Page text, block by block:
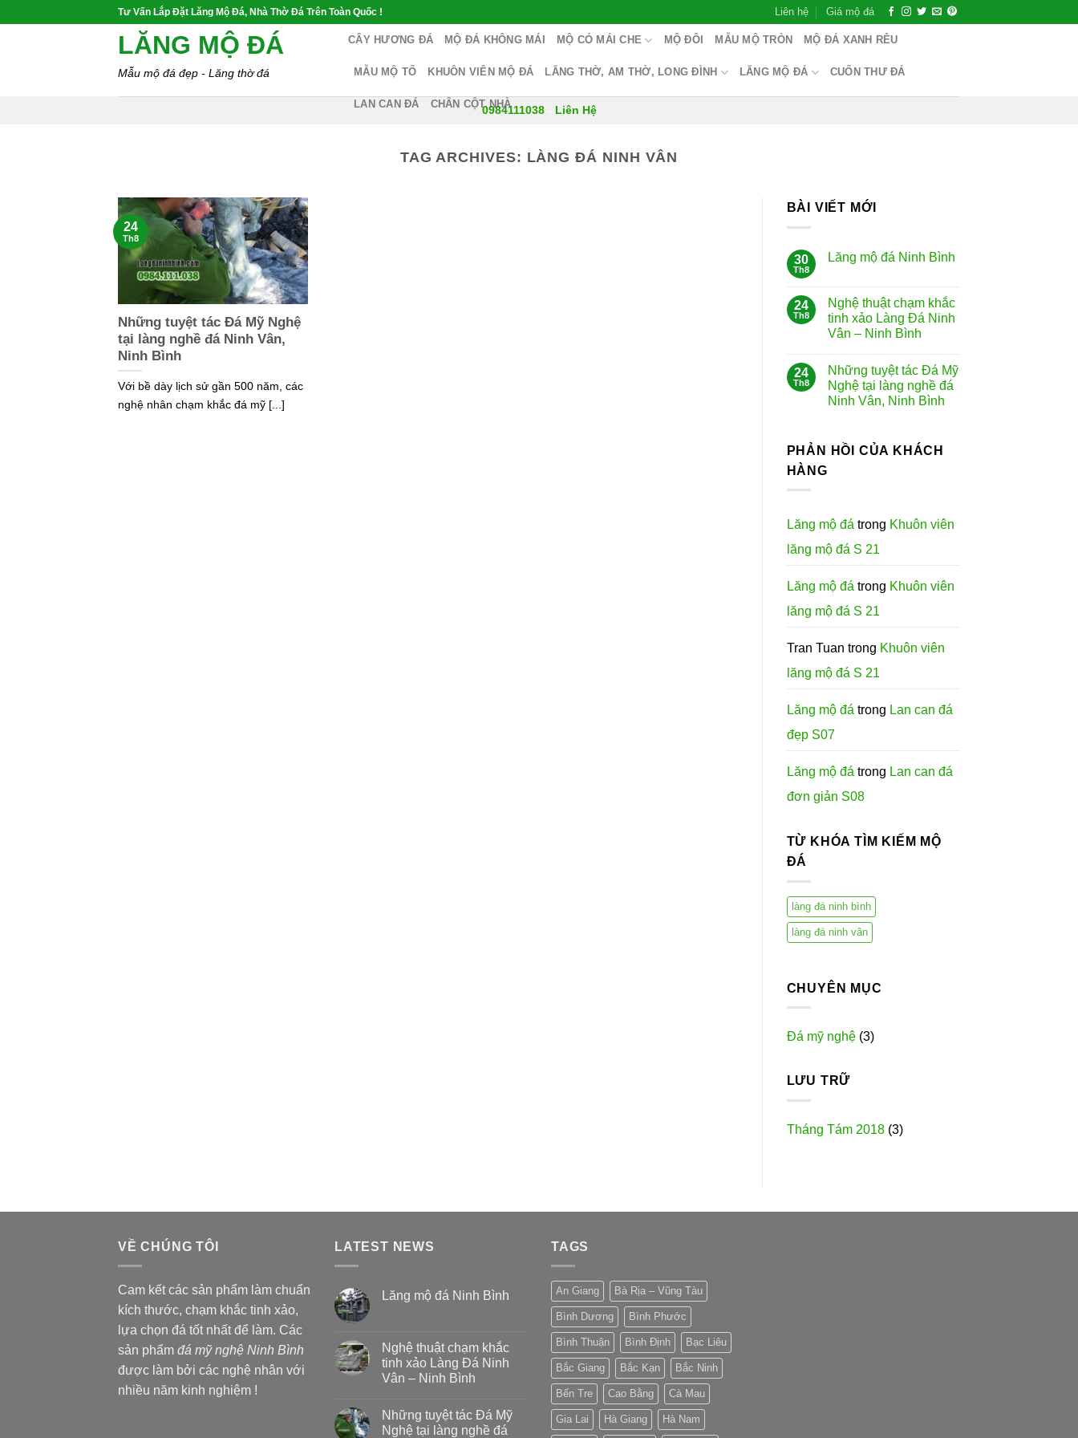
Tư Vấn Lắp Đặt Lăng Mộ Đá, Nhà Thờ Đá Trên Toàn Quốc ! Liên hệ Giá mộ đá
LĂNG MỘ ĐÁ
Mẫu mộ đá đẹp - Lăng thờ đá
CÂY HƯƠNG ĐÁ MỘ ĐÁ KHÔNG MÁI MỘ CÓ MÁI CHE MỘ ĐÔI MẪU MỘ TRÒN MỘ ĐÁ XANH RÊU
MẪU MỘ TỔ KHUÔN VIÊN MỘ ĐÁ LĂNG THỜ, AM THỜ, LONG ĐÌNH LĂNG MỘ ĐÁ CUỐN THƯ ĐÁ
LAN CAN ĐÁ CHÂN CỘT NHÀ
0984111038- Liên Hệ
TAG ARCHIVES: LÀNG ĐÁ NINH VÂN
Những tuyệt tác Đá Mỹ Nghệ
tại làng nghề đá Ninh Vân,
Ninh Bình
Với bề dày lịch sử gần 500 năm, các
nghệ nhân chạm khắc đá mỹ [...]
24
Th8
BÀI VIẾT MỚI
30
Th8
Lăng mộ đá Ninh Bình
24
Th8
Nghệ thuật chạm khắc
tinh xảo Làng Đá Ninh
Vân – Ninh Bình
24
Th8
Những tuyệt tác Đá Mỹ
Nghệ tại làng nghề đá
Ninh Vân, Ninh Bình
PHẢN HỒI CỦA KHÁCH
HÀNG
Lăng mộ đá trong Khuôn viên
lăng mộ đá S 21
Lăng mộ đá trong Khuôn viên
lăng mộ đá S 21
Tran Tuan trong Khuôn viên
lăng mộ đá S 21
Lăng mộ đá trong Lan can đá
đẹp S07
Lăng mộ đá trong Lan can đá
đơn giản S08
TỪ KHÓA TÌM KIẾM MỘ
ĐÁ
làng đá ninh bình
làng đá ninh vân
CHUYÊN MỤC
Đá mỹ nghệ(3)
LƯU TRỮ
Tháng Tám 2018(3)
VỀ CHÚNG TÔI
Cam kết các sản phẩm làm chuẩn
kích thước, chạm khắc tinh xảo,
lựa chọn đá tốt nhất để làm. Các
sản phẩm đá mỹ nghệ Ninh Bình
được làm bởi các nghệ nhân với
nhiều năm kinh nghiệm !
LATEST NEWS
Lăng mộ đá Ninh Bình
Nghệ thuật chạm khắc
tinh xảo Làng Đá Ninh
Vân – Ninh Bình
Những tuyệt tác Đá Mỹ
Nghệ tại làng nghề đá
TAGS
An Giang Bà Rịa – Vũng Tàu
Bình Dương Bình Phước
Bình Thuận Bình Định Bạc Liêu
Bắc Giang Bắc Kạn Bắc Ninh
Bến Tre Cao Bằng Cà Mau
Gia Lai Hà Giang Hà Nam